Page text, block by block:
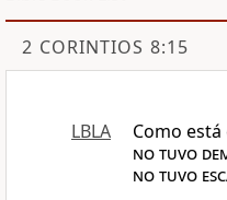
2 CORINTIOS 8:15
LBLA Como
no tuvo
no tuvo